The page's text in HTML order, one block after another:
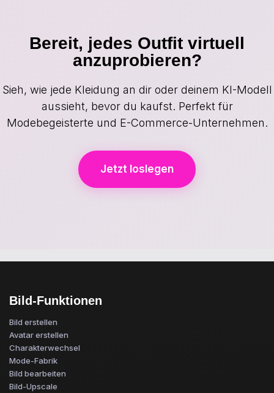
Bereit, jedes Outfit virtuell
anzuprobieren?
Sieh, wie jede Kleidung an dir oder deinem KI-Modell
aussieht, bevor du kaufst. Perfekt für
Modebegeisterte und E-Commerce-Unternehmen.
Jetzt loslegen
Bild-Funktionen
Bild erstellen
Avatar erstellen
Charakterwechsel
Mode-Fabrik
Bild bearbeiten
Bild-Upscale